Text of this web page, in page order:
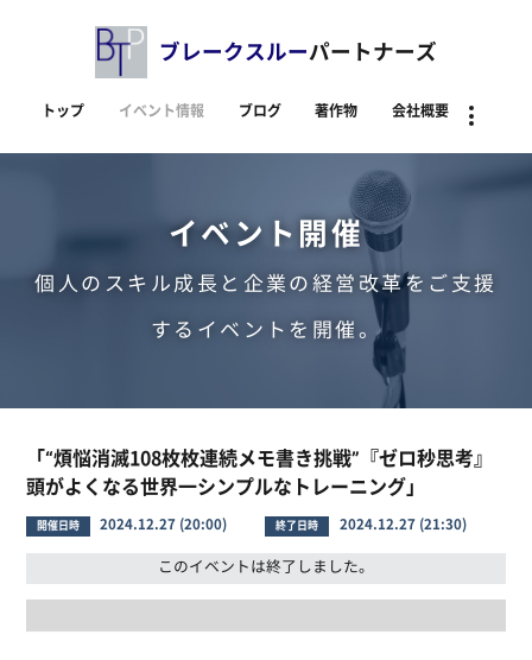
ブレークスルーパートナーズ
トップ イベント情報 ブログ 著作物 会社概要
イベント開催
個人のスキル成長と企業の経営改革をご支援
するイベントを開催。
「“煩悩消滅108枚枚連続メモ書き挑戦”『ゼロ秒思考』
頭がよくなる世界一シンプルなトレーニング」
開催日時 2024.12.27 (20:00) 終了日時 2024.12.27 (21:30)
このイベントは終了しました。